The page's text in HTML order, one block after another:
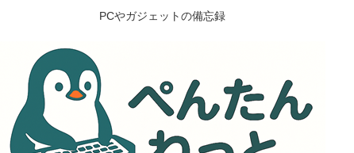
PCやガジェットの備忘録